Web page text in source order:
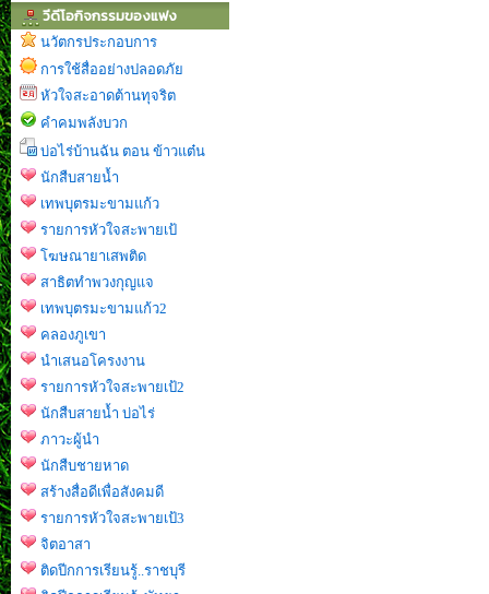
วีดีโอกิจกรรมของแฟง
นวัตกรประกอบการ
การใช้สื่ออย่างปลอดภัย
หัวใจสะอาดต้านทุจริต
คำคมพลังบวก
บ่อไร่บ้านฉัน ตอน ข้าวแต๋น
นักสืบสายน้ำ
เทพบุตรมะขามแก้ว
รายการหัวใจสะพายเป้
โฆษณายาเสพติด
สาธิตทำพวงกุญแจ
เทพบุตรมะขามแก้ว2
คลองภูเขา
นำเสนอโครงงาน
รายการหัวใจสะพายเป้2
นักสืบสายน้ำ บ่อไร่
ภาวะผู้นำ
นักสืบชายหาด
สร้างสื่อดีเพื่อสังคมดี
รายการหัวใจสะพายเป้3
จิตอาสา
ติดปีกการเรียนรู้..ราชบุรี